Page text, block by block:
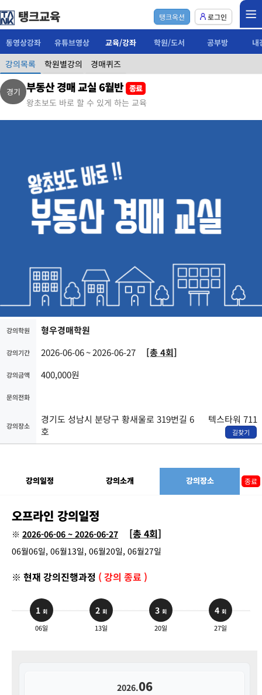
탱크교육 탱크옥션 로그인
동영상강좌 유튜브영상 교육/강좌 학원/도서 공부방 내
강의목록 학원별강의 경매퀴즈
경기 부동산 경매 교실 6월반 종료
왕초보도 바로 할 수 있게 하는 교육
강의학원 형우경매학원
강의기간 2026-06-06 ~ 2026-06-27 [총 4회]
강의금액 400,000원
문의전화
강의장소
경기도 성남시 분당구 황새울로 319번길 6
텍스타워 711
호
길찾기
강의일정 강의소개 강의장소 종료
오프라인 강의일정
※ 2026-06-06 ~ 2026-06-27 [총 4회]
06월06일, 06월13일, 06월20일, 06월27일
※ 현재 강의진행과정 ( 강의 종료 )
1 회
06일
2 회
13일
3 회
20일
4 회
27일
2026.06